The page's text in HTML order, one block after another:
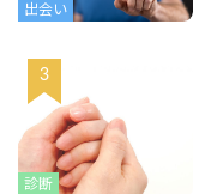
出会い
診断